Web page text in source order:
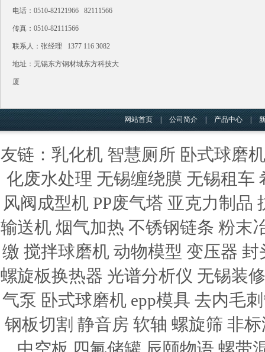
电话：0510-82121966 82111566
传真：0510-82111566
联系人：张经理 1377 116 3082
地址：无锡东方钢材城东方科技大
厦
网站首页 公司简介 产品中心 |
友链：乳化机 智慧厕所 卧式球磨
化废水处理 无锡缠绕膜 无锡租车
风阀成型机 PP废气塔 亚克力制品
输送机 烟气加热 不锈钢链条 粉末
缴 搅拌球磨机 动物模型 变压器 封
螺旋板换热器 光谱分析仪 无锡装
气泵 卧式球磨机 epp模具 去内毛
钢板切割 静音房 软轴 螺旋筛 非